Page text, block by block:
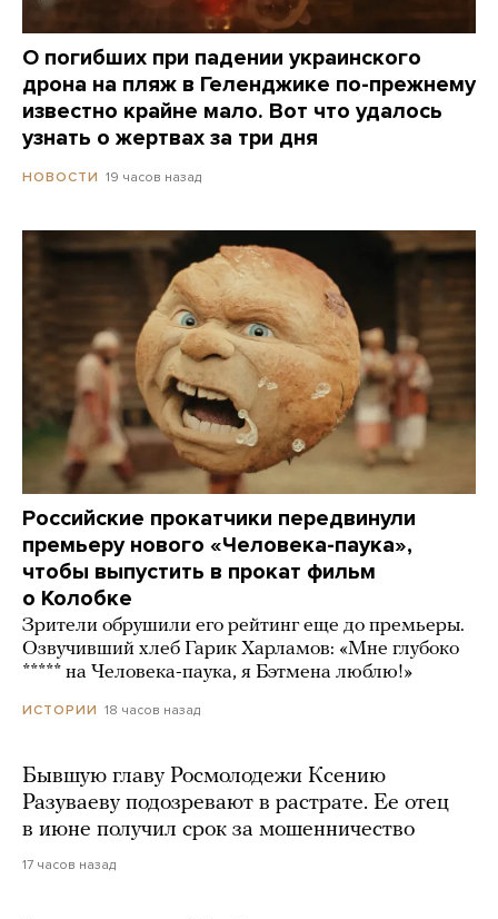
О погибших при падении украинского
дрона на пляж в Геленджике по-прежнему
известно крайне мало. Вот что удалось
узнать о жертвах за три дня
НОВОСТИ 19 часов назад
Российские прокатчики передвинули
премьеру нового «Человека-паука»,
чтобы выпустить в прокат фильм
о Колобке
Зрители обрушили его рейтинг еще до премьеры.
Озвучивший хлеб Гарик Харламов: «Мне глубоко
***** на Человека-паука, я Бэтмена люблю!»
ИСТОРИИ 18 часов назад
Бывшую главу Росмолодежи Ксению
Разуваеву подозревают в растрате. Ее отец
в июне получил срок за мошенничество
17 часов назад